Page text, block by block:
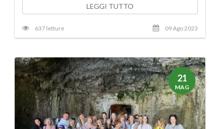
LEGGI TUTTO
637 letture 09 Ago 2023
21
MAG